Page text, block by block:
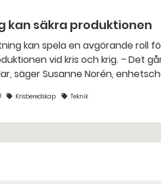
kan säkra produktionen
krig. – Det går att vinna mycket tid genom att 3D-
säger Susanne Norén,
Krisberedskap Teknik